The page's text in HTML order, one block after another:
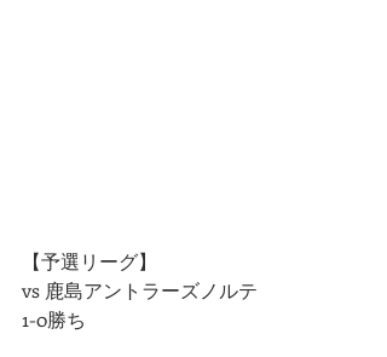
【予選リーグ】
vs 鹿島アントラーズノルテ
1-0勝ち